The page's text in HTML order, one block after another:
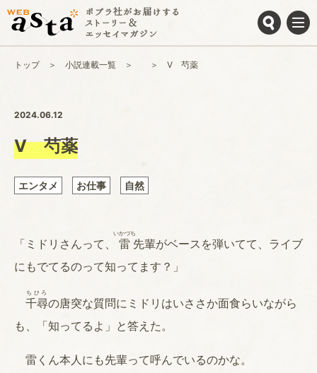
トップ 小説連載一覧 Ⅴ 芍薬
2024.06.12
Ⅴ 芍薬
エンタメ お仕事 自然
「ミドリさんって、 雷
いかづち
先輩がベースを弾いてて、ライブ
にもでてるのって知ってます？」
千尋
ちひろ
の唐突な質問にミドリはいささか面食らいながら
も、「知ってるよ」と答えた。
雷くん本人にも先輩って呼んでいるのかな。